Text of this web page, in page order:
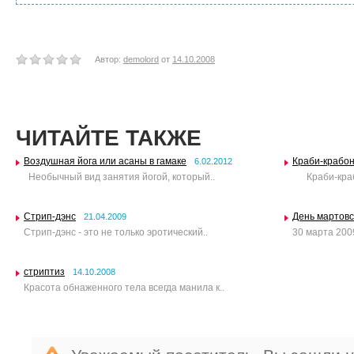
Автор: demolord от 14.10.2008
ЧИТАЙТЕ ТАКЖЕ
Воздушная йога или асаны в гамаке 6.02.2012
Необычный вид занятия йогой, который..
Краби-
Краби-
Стрип-дэнс 21.04.2009
Стрип-дэнс - это не только эротический..
День
30 марта
стриптиз 14.10.2008
Красота обнаженного тела всегда манила к..